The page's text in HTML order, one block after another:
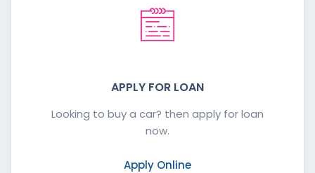
APPLY FOR LOAN
Looking to buy a car? then apply for loan
now.
Apply Online